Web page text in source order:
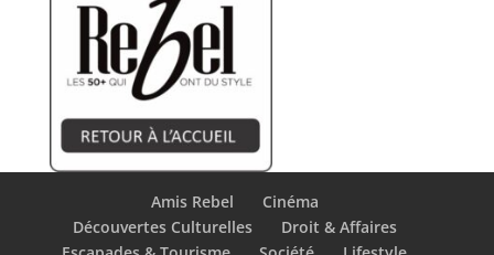
Amis Rebel
Cinéma
Découvertes Culturelles
Droit & Affaires